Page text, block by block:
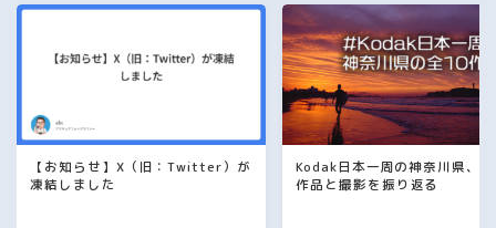
【お知らせ】X（旧：Twitter）が
凍結しました
Kodak日本一周の神奈川県、
作品と撮影を振り返る